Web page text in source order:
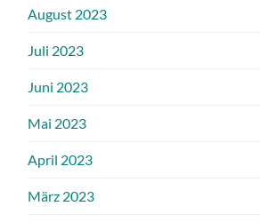
August 2023
Juli 2023
Juni 2023
Mai 2023
April 2023
März 2023